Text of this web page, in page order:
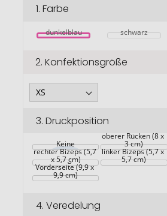
Bildgalerie
1. Farbe
dunkelblau schwarz
2. Konfektionsgröße
3. Druckposition
Keine
oberer Rücken (8 x
3 cm)
rechter Bizeps (5,7
x 5,7 cm)
linker Bizeps (5,7 x
5,7 cm)
Großflächig auf die
Vorderseite (9,9 x
9,9 cm)
4. Veredelung